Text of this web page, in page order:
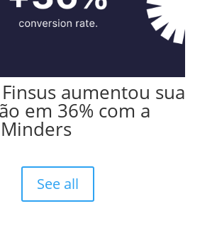
aumentou sua
em 36% com a
See all